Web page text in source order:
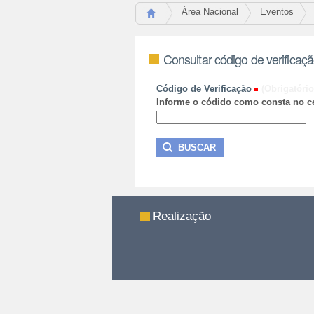
Área Nacional Eventos
Consultar código de
Código de Verificação
Informe o códido como consta no
Realização